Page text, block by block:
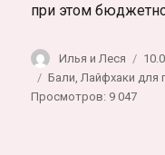
при этом
Автор
Илья и Леся
Метки
Бали,Лайфхаки для
Просмотров: 9 047